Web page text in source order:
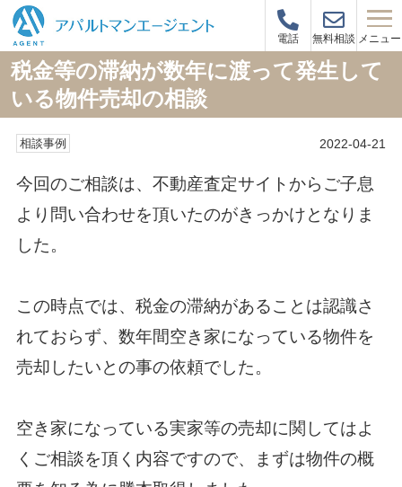
電話 無料相談 メニュー
税金等の滞納が数年に渡って発生して
いる物件売却の相談
相談事例 2022-04-21
今回のご相談は、不動産査定サイトからご子息
より問い合わせを頂いたのがきっかけとなりま
した。
この時点では、税金の滞納があることは認識さ
れておらず、数年間空き家になっている物件を
売却したいとの事の依頼でした。
空き家になっている実家等の売却に関してはよ
くご相談を頂く内容ですので、まずは物件の概